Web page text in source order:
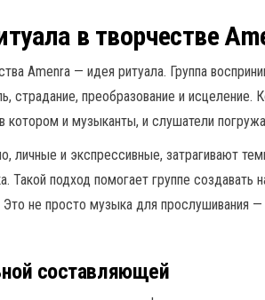
в творчестве
Amenra — идея ритуала. Группа
страдание, преобразование и исцеление.
котором и музыканты, и слушатели
личные и экспрессивные, затрагивают
Такой подход помогает группе
не просто музыка для прослушивания —
составляющей